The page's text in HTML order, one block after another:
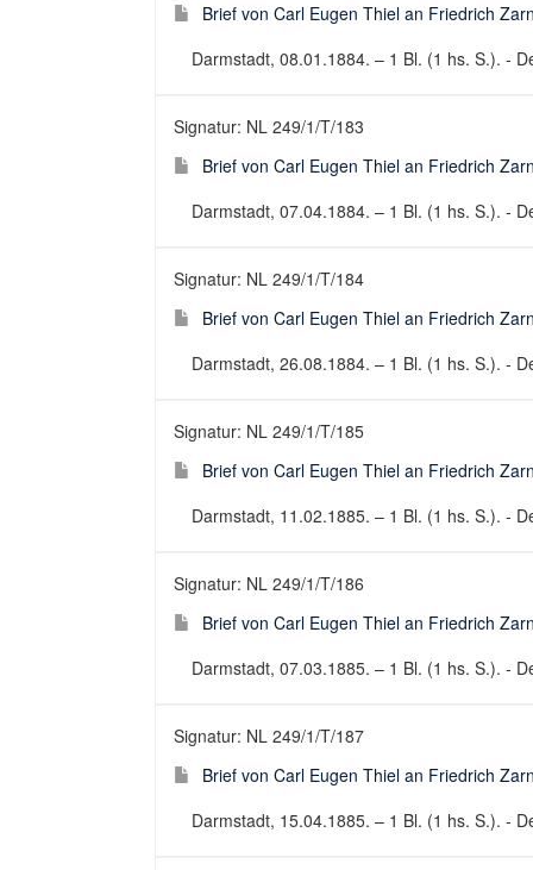
Brief von Carl Eugen Thiel an Friedrich
Darmstadt, 08.01.1884. – 1 Bl. (1 hs. S.). -
Signatur: NL 249/1/T/183
Brief von Carl Eugen Thiel an Friedrich
Darmstadt, 07.04.1884. – 1 Bl. (1 hs. S.). -
Signatur: NL 249/1/T/184
Brief von Carl Eugen Thiel an Friedrich
Darmstadt, 26.08.1884. – 1 Bl. (1 hs. S.). -
Signatur: NL 249/1/T/185
Brief von Carl Eugen Thiel an Friedrich
Darmstadt, 11.02.1885. – 1 Bl. (1 hs. S.). -
Signatur: NL 249/1/T/186
Brief von Carl Eugen Thiel an Friedrich
Darmstadt, 07.03.1885. – 1 Bl. (1 hs. S.). -
Signatur: NL 249/1/T/187
Brief von Carl Eugen Thiel an Friedrich
Darmstadt, 15.04.1885. – 1 Bl. (1 hs. S.). -